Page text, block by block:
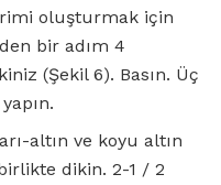
oluşturmak için
bir adım 4
(Şekil 6). Basın. Üç
altın ve koyu altın
dikin. 2-1 / 2